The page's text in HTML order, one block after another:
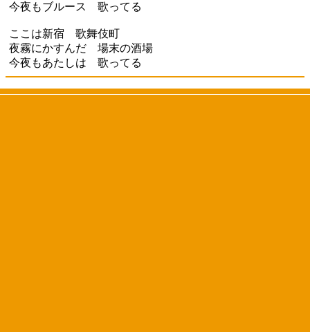
今夜もブルース 歌ってる
ここは新宿 歌舞伎町
夜霧にかすんだ 場末の酒場
今夜もあたしは 歌ってる